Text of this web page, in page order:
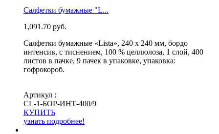
Салфетки бумажные "L...
1,091.70 руб.
Салфетки бумажные «Lista», 240 х 240 мм, бордо
интенсив, с тиснением, 100 % целлюлоза, 1 слой, 400
листов в пачке, 9 пачек в упаковке, упаковка:
гофрокороб.
Артикул :
СL-1-БОР-ИНТ-400/9
КУПИТЬ
узнать подробнее!